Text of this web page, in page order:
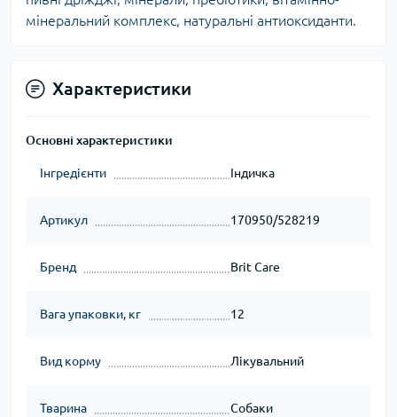
мінеральний комплекс, натуральні антиоксиданти.
Характеристики
Основні характеристики
Інгредієнти Індичка
Артикул 170950/528219
Бренд Brit Care
Вага упаковки, кг 12
Вид корму Лікувальний
Тварина Собаки